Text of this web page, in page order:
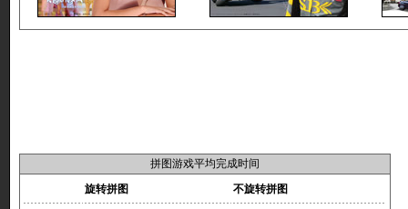
拼图游戏平均完成时间
旋转拼图
不旋转拼图